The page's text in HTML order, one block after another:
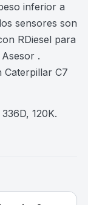
inferior a
sensores son
RDiesel para
.
Caterpillar C7
120K.